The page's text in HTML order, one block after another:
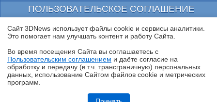
Обзор игрового QD-OLED WQHD-монитора Acer Predator X27U W1:
ПОЛЬЗОВАТЕЛЬСКОЕ СОГЛАШЕНИЕ
ЗАЩИЩЕНО CURATOR
© 1997—2026 Электронное периодическое издание "3ДНьюс" | Свидетельство о
выдано Федеральной Службой по надзору за соблюдением законодательства в сфере
массовых коммуникаций и охране культурного наследия
При цитировании документа ссылка на сайт с указанием автора обязательна. Полное
заимствование документа является нарушением
российского и международного законодательства и возможно только с согласия
Сайт 3DNews использует файлы cookie и сервисы аналитики.
Это помогает нам улучшать контент и работу Cайта.
Во время посещения Cайта вы соглашаетесь с
Пользовательским соглашением и даёте согласие на
обработку и передачу (в т.ч. трансграничную) персональных
данных, использование Cайтом файлов cookie и метрических
программ.